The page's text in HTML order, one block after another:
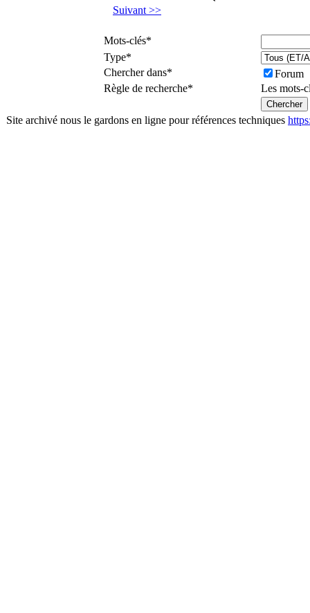
Suivant >>
Mots-clés*
Type*
Chercher dans*
Forum
Règle de recherche* Les mots-
Site archivé nous le gardons en ligne pour références techniques